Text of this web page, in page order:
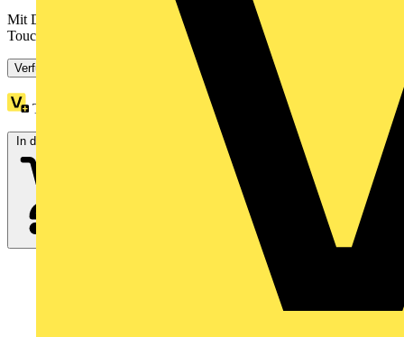
Mit Display, Bluetooth. Manuelle Vor-Ort-Bedienung über 6-Tasten
Touchbedienung. Vor-Ort-Bedienung sperrbar. Lokale...
Verfügbar: 2 Händler
Treuepunkte:
In den Warenkorb